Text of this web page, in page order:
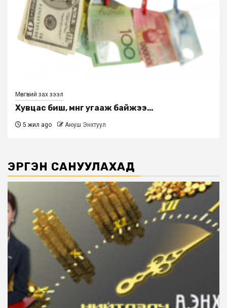
Мөнгөний зах зээл
Хувцас биш, мөнгө угааж байжээ…
5 жил ago Аюуш Энхтуул
ЭРГЭН САНУУЛАХАД